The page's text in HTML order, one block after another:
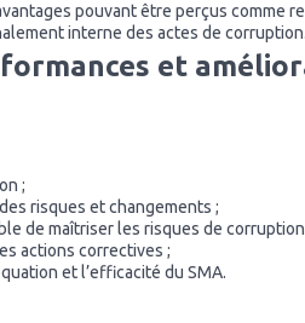
pouvant être perçus comme
interne des actes de corruption.
et
;
risques et changements ;
de maîtriser les risques de
actions correctives ;
et l’efficacité du SMA.